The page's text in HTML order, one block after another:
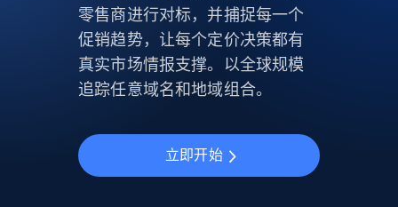
零售商进行对标，并捕捉每一个
促销趋势，让每个定价决策都有
真实市场情报支撑。以全球规模
追踪任意域名和地域组合。
立即开始